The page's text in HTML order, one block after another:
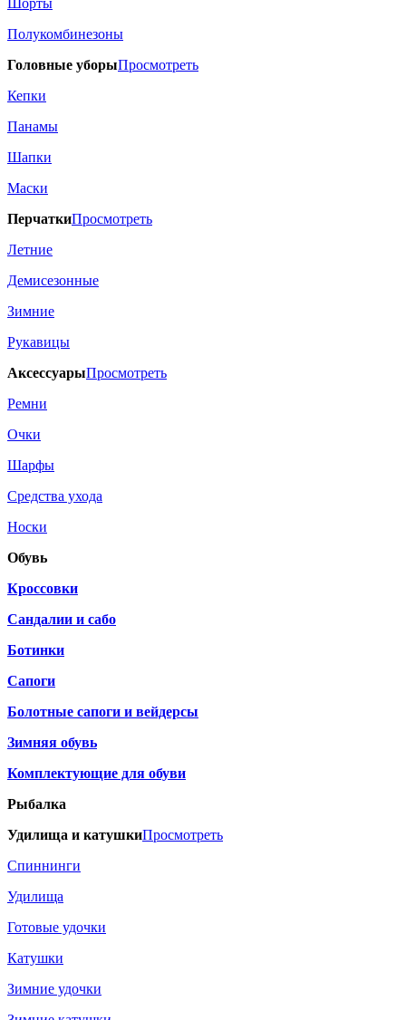
Шорты
Полукомбинезоны
Головные уборыПросмотреть
Кепки
Панамы
Шапки
Маски
ПерчаткиПросмотреть
Летние
Демисезонные
Зимние
Рукавицы
АксессуарыПросмотреть
Ремни
Очки
Шарфы
Средства ухода
Носки
Обувь
Кроссовки
Сандалии и сабо
Ботинки
Сапоги
Болотные сапоги и вейдерсы
Зимняя обувь
Комплектующие для обуви
Рыбалка
Удилища и катушкиПросмотреть
Спиннинги
Удилища
Готовые удочки
Катушки
Зимние удочки